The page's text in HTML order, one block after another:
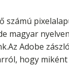
számú
magyar
Adobe
hogy